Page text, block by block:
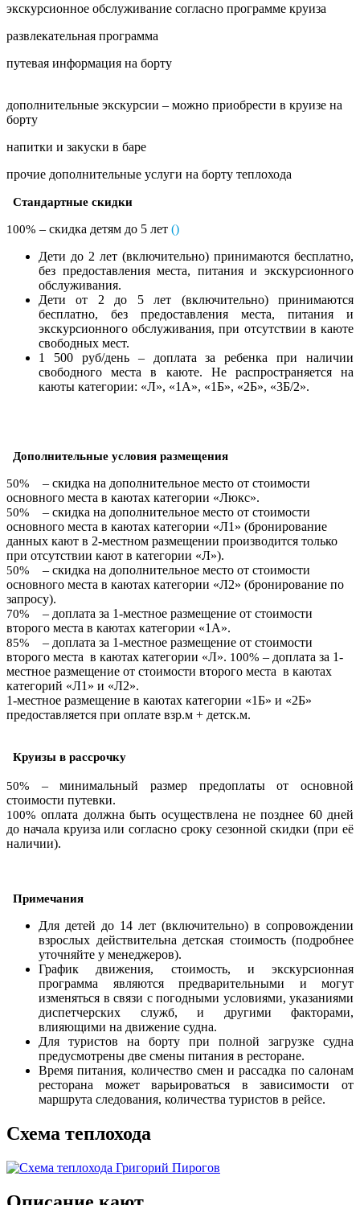
экскурсионное обслуживание согласно программе круиза
развлекательная программа
путевая информация на борту
дополнительные экскурсии – можно приобрести в круизе на
борту
напитки и закуски в баре
прочие дополнительные услуги на борту теплохода
Стандартные скидки
100% – скидка детям до 5 лет ()
Дети до 2 лет (включительно) принимаются бесплатно,
без предоставления места, питания и экскурсионного
обслуживания.
Дети от 2 до 5 лет (включительно) принимаются
бесплатно, без предоставления места, питания и
экскурсионного обслуживания, при отсутствии в каюте
свободных мест.
1 500 руб/день – доплата за ребенка при наличии
свободного места в каюте. Не распространяется на
каюты категории: «Л», «1А», «1Б», «2Б», «3Б/2».
Дополнительные условия размещения
50% – скидка на дополнительное место от стоимости
основного места в каютах категории «Люкс».
50%
– скидка на дополнительное место от стоимости
основного места в каютах категории «Л1» (бронирование
данных кают в 2-местном размещении производится только
при отсутствии кают в категории «Л»).
50% – скидка на дополнительное место от стоимости
основного места в каютах категории «Л2» (бронирование по
запросу).
70% – доплата за 1-местное размещение от стоимости
второго места в каютах категории «1А».
85% – доплата за 1-местное размещение от стоимости
второго места в каютах категории «Л». 100% – доплата за 1-
местное размещение от стоимости второго места в каютах
категорий «Л1» и «Л2».
1-местное размещение в каютах категории «1Б» и «2Б»
предоставляется при оплате взр.м + детск.м.
Круизы в рассрочку
50% – минимальный размер предоплаты от основной
стоимости путевки.
100% оплата должна быть осуществлена не позднее 60 дней
до начала круиза или согласно сроку сезонной скидки (при её
наличии).
Примечания
Для детей до 14 лет (включительно) в сопровождении
взрослых действительна детская стоимость (подробнее
уточняйте у менеджеров).
График движения, стоимость, и экскурсионная
программа являются предварительными и могут
изменяться в связи с погодными условиями, указаниями
диспетчерских служб, и другими факторами,
влияющими на движение судна.
Для туристов на борту при полной загрузке судна
предусмотрены две смены питания в ресторане.
Время питания, количество смен и рассадка по салонам
ресторана может варьироваться в зависимости от
маршрута следования, количества туристов в рейсе.
Схема теплохода